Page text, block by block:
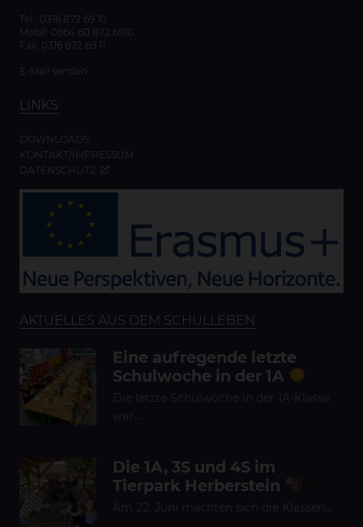
Tel.: 0316 872 69 10
Mobil: 0664 60 872 6910
Fax: 0316 872 69 11
E-Mail senden
LINKS
DOWNLOADS
KONTAKT/IMPRESSUM
DATENSCHUTZ
AKTUELLES AUS DEM SCHULLEBEN
Eine aufregende letzte
Schulwoche in der 1A
Die letzte Schulwoche in der 1A-Klasse
war…
Die 1A, 3S und 4S im
Tierpark Herberstein
Am 22. Juni machten sich die Klassen…